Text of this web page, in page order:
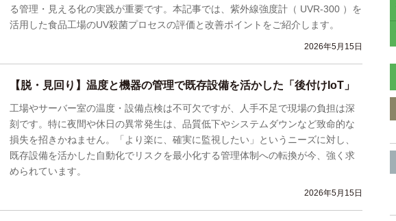
る管理・見える化の実践が重要です。本記事では、紫外線強度計（ UVR-300 ）を
活用した食品工場のUV殺菌プロセスの評価と改善ポイントをご紹介します。
2026年5月15日
【脱・見回り】温度と機器の管理で既存設備を活かした「後付けIoT」
工場やサーバー室の温度・設備点検は不可欠ですが、人手不足で現場の負担は深
刻です。特に夜間や休日の異常発生は、品質低下やシステムダウンなど致命的な
損失を招きかねません。「より楽に、確実に監視したい」というニーズに対し、
既存設備を活かした自動化でリスクを最小化する管理体制への転換が今、強く求
められています。
2026年5月15日